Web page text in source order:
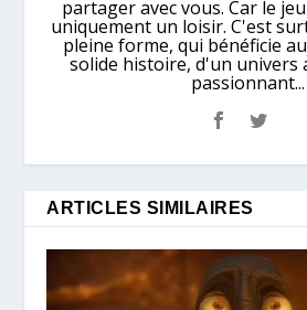
partager avec vous. Car le
uniquement un loisir. C'est
pleine forme, qui bénéficie
solide histoire, d'un univers
passionnant...
ARTICLES SIMILAIRES